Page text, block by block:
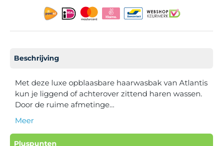
Beschrijving
Met deze luxe opblaasbare haarwasbak van Atlantis
kun je liggend of achterover zittend haren wassen.
Door de ruime afmetinge…
Meer
Pluspunten